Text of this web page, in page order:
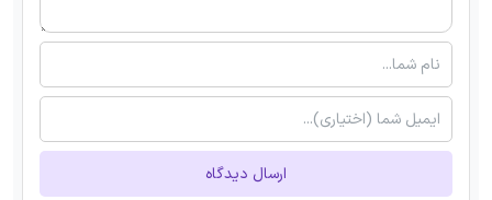
ارسال دیدگاه